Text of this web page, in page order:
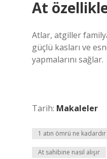
At
Atlar, atgiller
güçlü kasları ve
yapmalarını sağlar.
Tarih: Makaleler
1 atın ömrü ne kadardır
At sahibine nasıl alışır